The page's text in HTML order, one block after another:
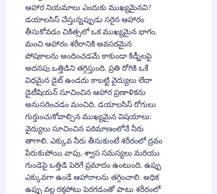
ఆహార నియమాలు ఎందుకు ముఖ్యమైనవి?
డయాలసిస్ చేస్తున్నప్పుడు సరైన ఆహారం
తీసుకోవడం చికిత్సలో ఒక ముఖ్యమైన భాగం.
మంచి ఆహారం శరీరానికి అవసరమైన
పోషకాలను అందించడమే కాకుండా కిడ్నీలపై
అదనపు ఒత్తిడిని తగ్గిస్తుంది. ప్రతి రోగికి ఒకే
విధమైన డైట్ ఉండదు కాబట్టి వైద్యులు లేదా
డైటీషియన్ సూచించిన ఆహార ప్రణాళికను
అనుసరించడం మంచిది. డయాలసిస్ రోగులు
గుర్తుంచుకోవాల్సిన ముఖ్యమైన విషయాలు:
వైద్యులు సూచించిన పరిమాణంలోనే నీరు
తాగాలి. ఎక్కువ నీరు తీసుకుంటే శరీరంలో ద్రవం
పేరుకుపోయి వాపు, శ్వాస సమస్యలు మరియు
గుండెపై ఒత్తిడి పెరిగే ప్రమాదం ఉంటుంది. ఉప్పు
ఎక్కువగా ఉండే ఆహారాలను తగ్గించాలి. అధిక
ఉప్పు వల్ల రక్తపోటు పెరగడంతో పాటు శరీరంలో